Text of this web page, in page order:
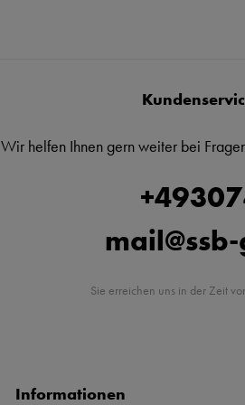
Wir helfen Ihnen gern weiter bei
Sie erreichen uns in der Zeit
Informationen